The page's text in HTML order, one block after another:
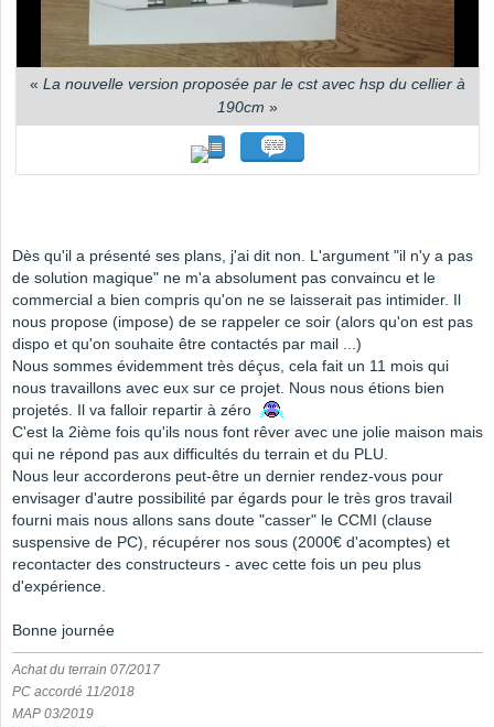
« La nouvelle version proposée par le cst avec hsp du cellier à
190cm »
Dès qu'il a présenté ses plans, j'ai dit non. L'argument "il n'y a pas
de solution magique" ne m'a absolument pas convaincu et le
commercial a bien compris qu'on ne se laisserait pas intimider. Il
nous propose (impose) de se rappeler ce soir (alors qu'on est pas
dispo et qu'on souhaite être contactés par mail ...)
Nous sommes évidemment très déçus, cela fait un 11 mois qui
nous travaillons avec eux sur ce projet. Nous nous étions bien
projetés. Il va falloir repartir à zéro
C'est la 2ième fois qu'ils nous font rêver avec une jolie maison mais
qui ne répond pas aux difficultés du terrain et du PLU.
Nous leur accorderons peut-être un dernier rendez-vous pour
envisager d'autre possibilité par égards pour le très gros travail
fourni mais nous allons sans doute "casser" le CCMI (clause
suspensive de PC), récupérer nos sous (2000€ d'acomptes) et
recontacter des constructeurs - avec cette fois un peu plus
d'expérience.
Bonne journée
Achat du terrain 07/2017
PC accordé 11/2018
MAP 03/2019